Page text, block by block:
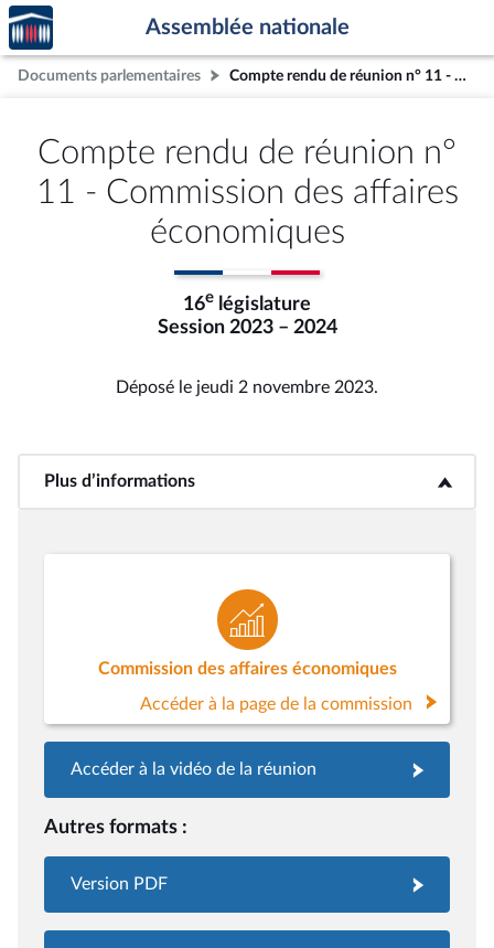
Aller au contenu
Aller en bas de la page
Accèder
à la
page
d'accueil
Assemblée nationale
Documents parlementaires Compte rendu de réunion n° 11 - Commission des affaires économiques
Compte rendu de réunion n°
11 - Commission des affaires
économiques
16e législature
Session 2023 – 2024
Déposé le jeudi 2 novembre 2023.
Plus d’informations<b>Plus d’informations</b>
Commission des affaires économiques
Accéder à la page de la commission
Accéder à la vidéo de la réunion
Autres formats :
Version PDF